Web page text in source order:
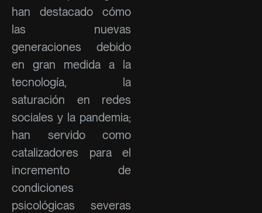
han destacado cómo
las nuevas
generaciones debido
en gran medida a la
tecnología, la
saturación en redes
sociales y la pandemia;
han servido como
catalizadores para el
incremento de
condiciones
psicológicas severas